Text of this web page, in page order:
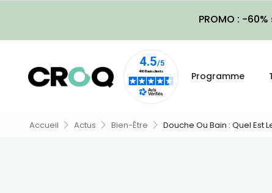
PROMO : -
Programme
Accueil Actus Bien-Être Douche Ou Bain : Quel Est